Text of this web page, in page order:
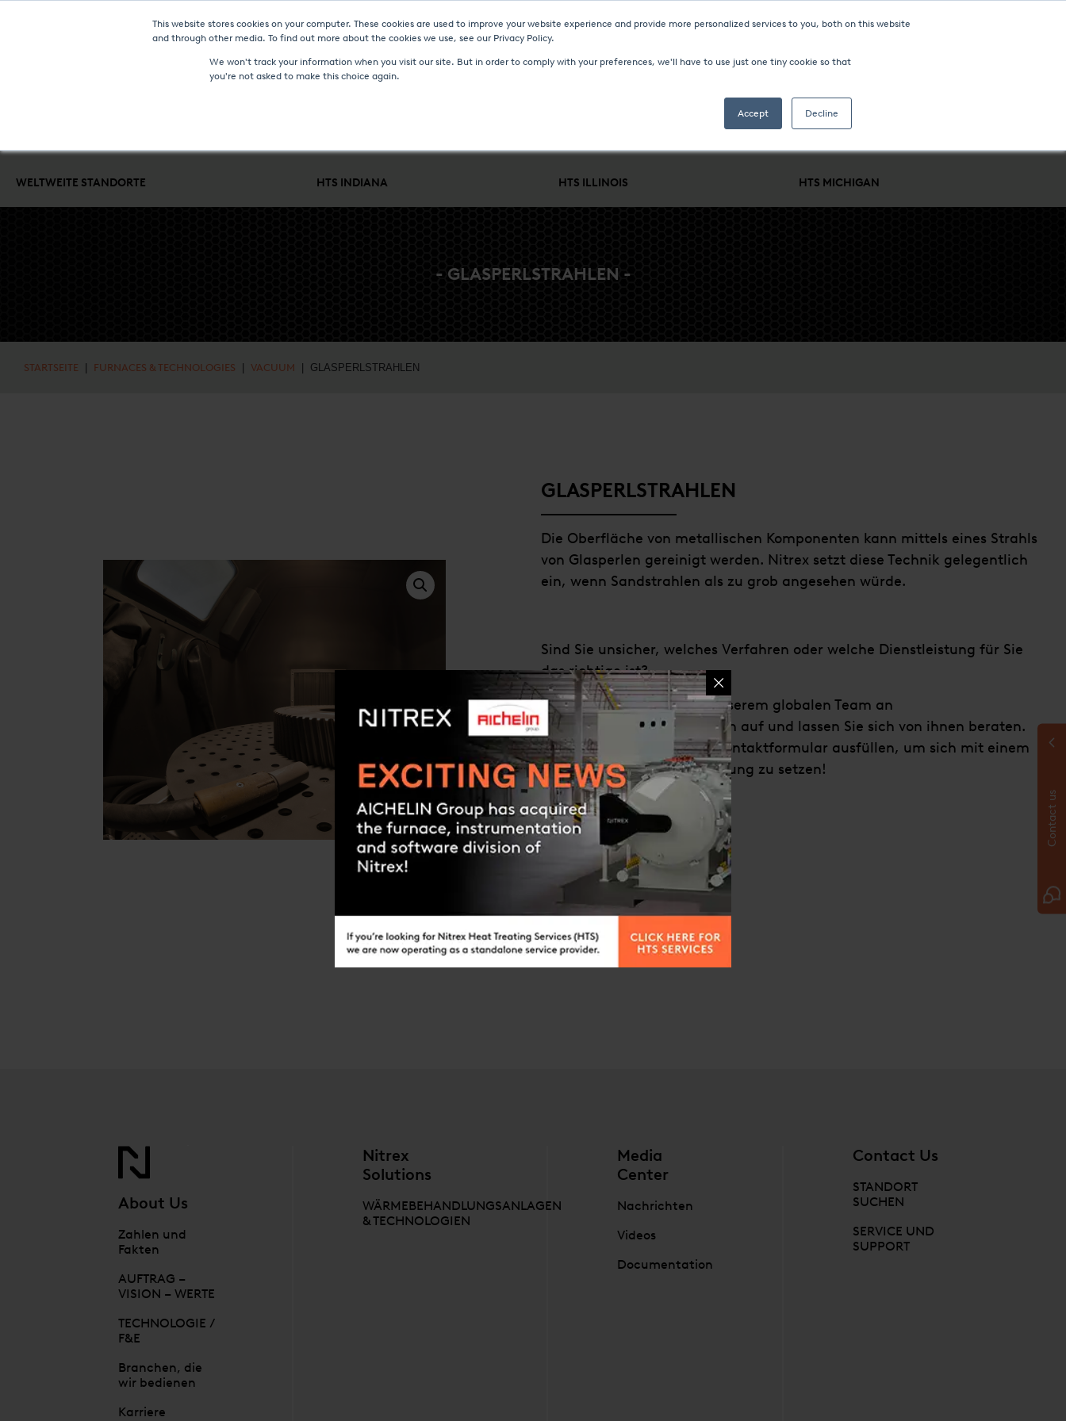
This website stores cookies on your computer. These cookies are used to improve your website experience and provide more personalized services to you, both on this website
and through other media. To find out more about the cookies we use, see our Privacy Policy.
We won't track your information when you visit our site. But in order to comply with your preferences, we'll have to use just one tiny cookie so that
you're not asked to make this choice again.
Accept Decline
NEUIGKEITEN UND VERANSTALTUNGENMEDIA CENTERKARRIEREKONTAKT
WELTWEITE STANDORTE HTS INDIANA HTS ILLINOIS HTS MICHIGAN
- GLASPERLSTRAHLEN -
STARTSEITE | FURNACES & TECHNOLOGIES | VACUUM | GLASPERLSTRAHLEN
GLASPERLSTRAHLEN
Die Oberfläche von metallischen Komponenten kann mittels eines Strahls
von Glasperlen gereinigt werden. Nitrex setzt diese Technik gelegentlich
ein, wenn Sandstrahlen als zu grob angesehen würde.
Sind Sie unsicher, welches Verfahren oder welche Dienstleistung für Sie
das richtige ist?
Nehmen Sie Kontakt mit unserem globalen Team an
Wärmebehandlungsexperten auf und lassen Sie sich von ihnen beraten.
Alternativ können Sie das Kontaktformular ausfüllen, um sich mit einem
unserer Experten in Verbindung zu setzen!
ANGEBOTSANFRAGE
About Us
Zahlen und
Fakten
AUFTRAG –
VISION – WERTE
TECHNOLOGIE /
F&E
Branchen, die
wir bedienen
Karriere
Nitrex
Solutions
WÄRMEBEHANDLUNGSANLAGEN
& TECHNOLOGIEN
Media
Center
Nachrichten
Videos
Documentation
Contact Us
STANDORT
SUCHEN
SERVICE UND
SUPPORT
Contact us